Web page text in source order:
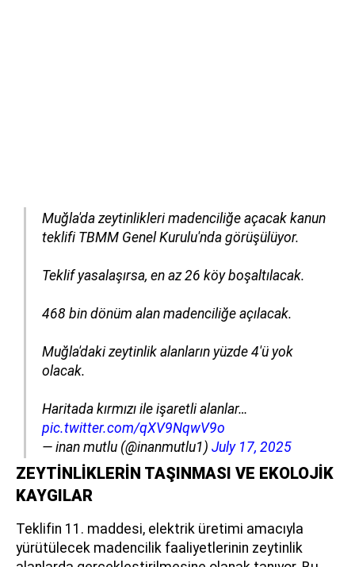
Muğla'da zeytinlikleri madenciliğe açacak kanun
teklifi TBMM Genel Kurulu'nda görüşülüyor.
Teklif yasalaşırsa, en az 26 köy boşaltılacak.
468 bin dönüm alan madenciliğe açılacak.
Muğla'daki zeytinlik alanların yüzde 4'ü yok
olacak.
Haritada kırmızı ile işaretli alanlar…
pic.twitter.com/qXV9NqwV9o
— inan mutlu (@inanmutlu1) July 17, 2025
ZEYTİNLİKLERİN TAŞINMASI VE EKOLOJİK
KAYGILAR
Teklifin 11. maddesi, elektrik üretimi amacıyla
yürütülecek madencilik faaliyetlerinin zeytinlik